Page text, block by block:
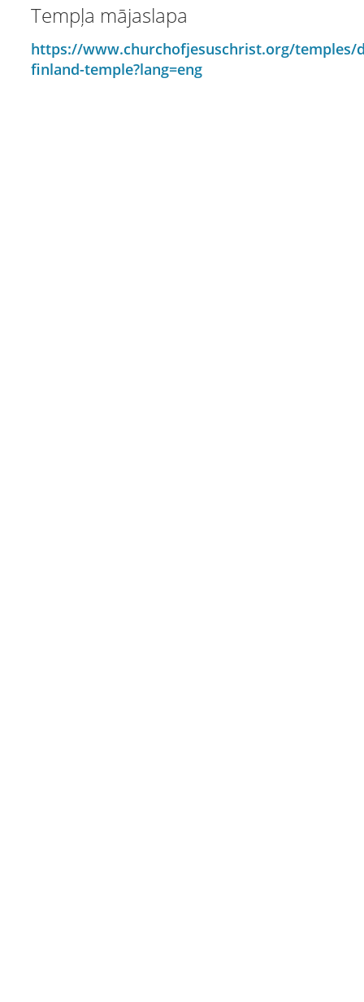
Tempļa mājaslapa
https://www.churchofjesuschrist.org/temples/
finland-temple?lang=eng